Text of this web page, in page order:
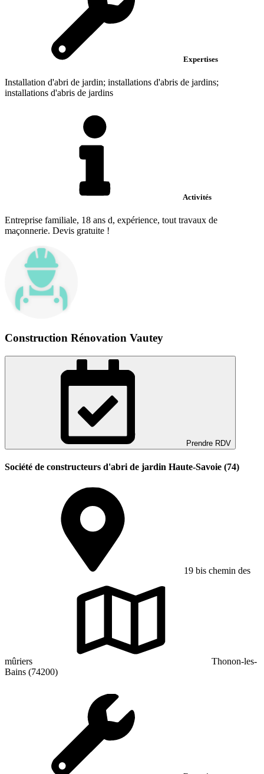
Expertises
Installation d'abri de jardin; installations d'abris de jardins;
installations d'abris de jardins
Activités
Entreprise familiale, 18 ans d, expérience, tout travaux de
maçonnerie. Devis gratuite !
Construction Rénovation Vautey
Prendre RDV
Société de constructeurs d'abri de jardin Haute-Savoie (74)
19 bis chemin des
mûriers
Thonon-les-
Bains (74200)